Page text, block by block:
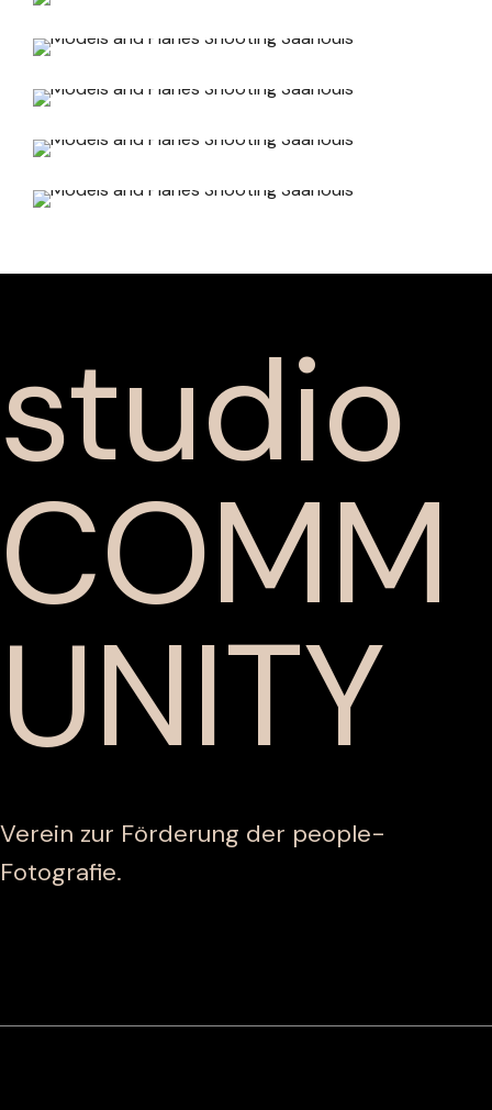
studio
COMM
UNITY
Verein zur Förderung der people-
Fotografie.